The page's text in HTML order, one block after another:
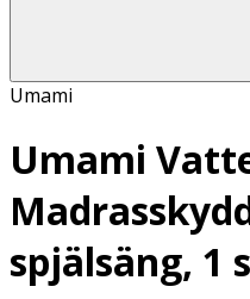
Umami
Umami
spjälsäng, 1